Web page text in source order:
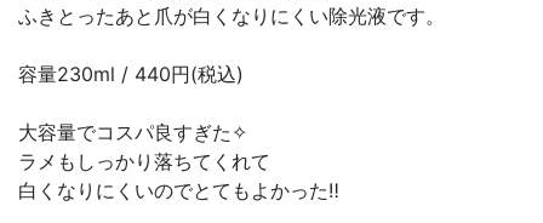
ふきとったあと爪が白くなりにくい除光液です。
容量230ml / 440円(税込)
大容量でコスパ良すぎた✧
ラメもしっかり落ちてくれて
白くなりにくいのでとてもよかった‼︎